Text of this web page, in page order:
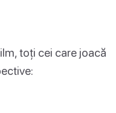
toți cei care joacă